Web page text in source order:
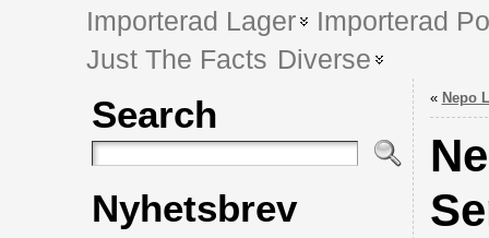
Importerad Lager
Importerad
Just The Facts Diverse
Search
Nyhetsbrev
« Nepo